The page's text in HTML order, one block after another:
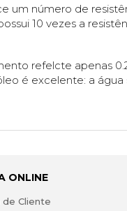
um número de
10 vezes a
refelcte apenas
é excelente: a água
ONLINE
de Cliente